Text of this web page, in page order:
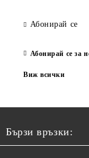
Абонирай се
Абонирай се за
Виж всички
Бързи връзки: